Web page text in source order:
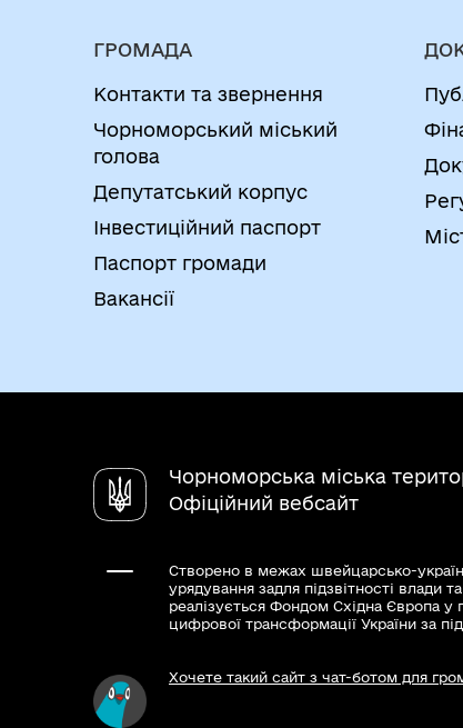
ГРОМАДА
Контакти та звернення
Чорноморський міський
голова
Депутатський корпус
Інвестиційний паспорт
Паспорт громади
Вакансії
Чорноморська міська
Офіційний вебсайт
Створено в межах швейцарсько-
урядування задля підзвітності влади
реалізується Фондом Східна Європа у
цифрової трансформації України за
Хочете такий сайт з чат-ботом для